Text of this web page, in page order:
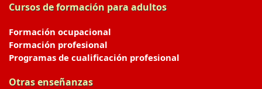
Cursos de formación para adultos
Formación ocupacional
Formación profesional
Programas de cualificación profesional
Otras enseñanzas